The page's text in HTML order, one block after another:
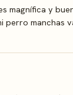
magnífica y
manchas